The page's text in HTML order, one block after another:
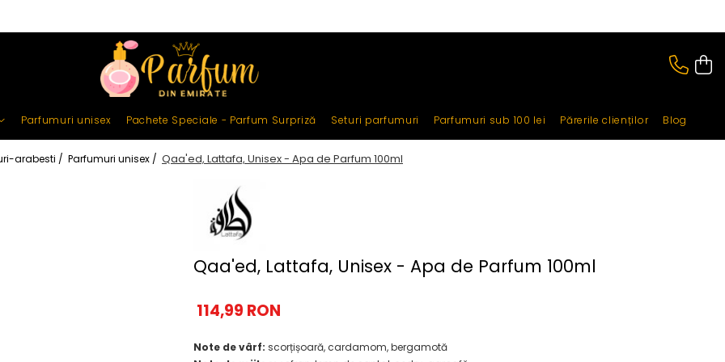
Parfumuri unisex Pachete Speciale - Parfum Surpriză Seturi parfumuri Parfumuri sub 100 lei Părerile clienților Blog
arabesti / Parfumuri unisex / Qaa'ed, Lattafa, Unisex - Apa de Parfum 100ml
Qaa'ed, Lattafa, Unisex - Apa de Parfum 100ml
114,99 RON
Note de vârf: scorțișoară, cardamom, bergamotă